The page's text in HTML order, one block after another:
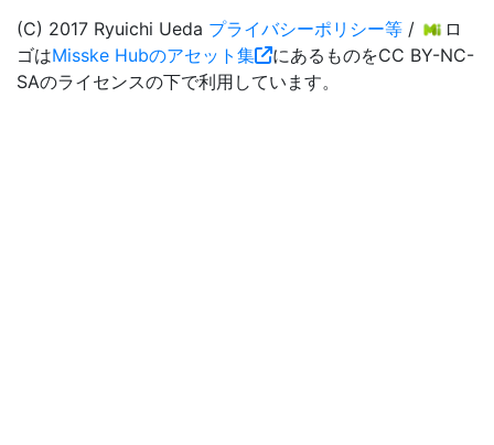
(C) 2017 Ryuichi Ueda プライバシーポリシー等 /
ロ
ゴはMisske Hubのアセット集
にあるものをCC BY-NC-
SAのライセンスの下で利用しています。